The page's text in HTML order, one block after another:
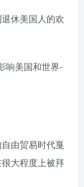
休美国人的欢
由贸易时代戛
大程度上被拜